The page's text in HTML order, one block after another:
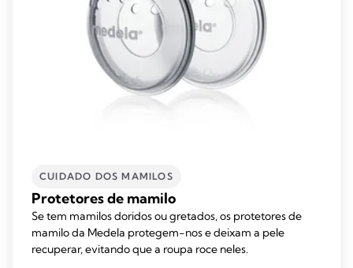
CUIDADO DOS MAMILOS
Protetores de mamilo
Se tem mamilos doridos ou gretados, os protetores de
mamilo da Medela protegem-nos e deixam a pele
recuperar, evitando que a roupa roce neles.